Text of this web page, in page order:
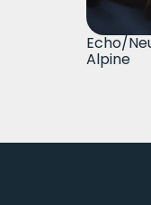
Echo/
Alpine